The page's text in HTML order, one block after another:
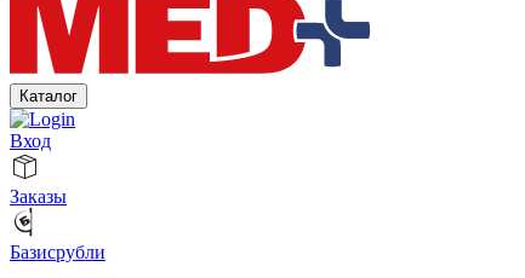
Каталог
Вход
Заказы
Базисрубли